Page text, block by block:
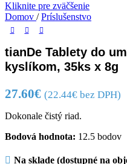
Kliknite pre zväčšenie
Domov / Príslušenstvo
tianDe Tablety do
kyslíkom, 35ks х 8g
27.60€ (22.44€ bez DPH)
Dokonale čistý riad.
Bodová hodnota: 12.5 bodov
Na sklade (dostupné na